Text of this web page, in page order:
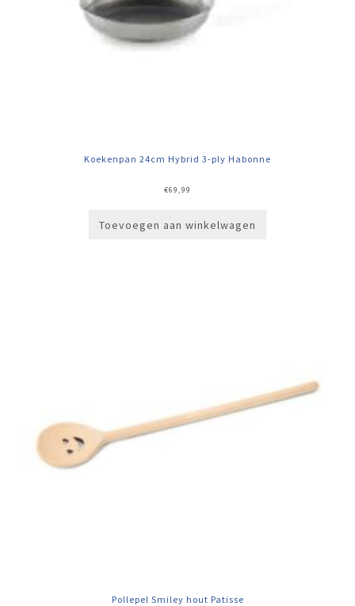
Koekenpan 24cm Hybrid 3-ply Habonne
€69,99
Toevoegen aan winkelwagen
Pollepel Smiley hout Patisse